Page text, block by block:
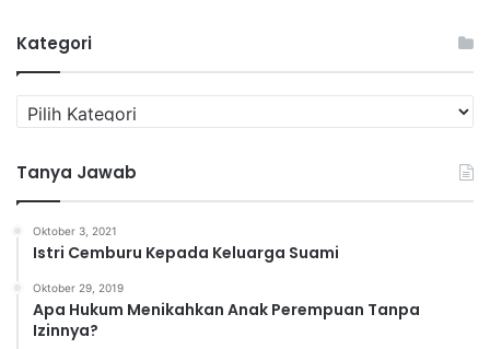
Kategori
a
e
g
Tanya Jawab
Oktober 3, 2021
Istri Cemburu Kepada Keluarga Suami
Oktober 29, 2019
Apa Hukum Menikahkan Anak Perempuan Tanpa
Izinnya?